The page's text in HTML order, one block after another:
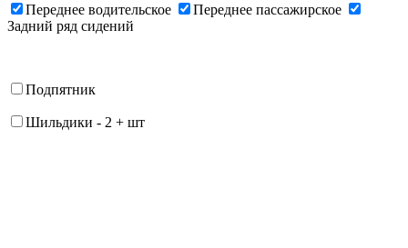
Переднее водительское
Переднее пассажирское
Задний ряд сидений
Подпятник
Шильдики - 2 + шт